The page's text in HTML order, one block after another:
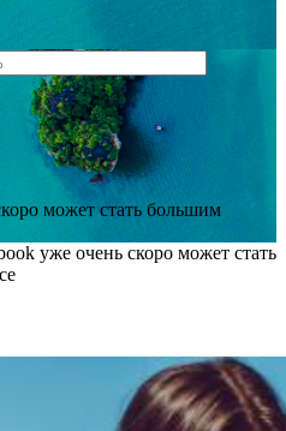
может стать большим
уже очень скоро может стать